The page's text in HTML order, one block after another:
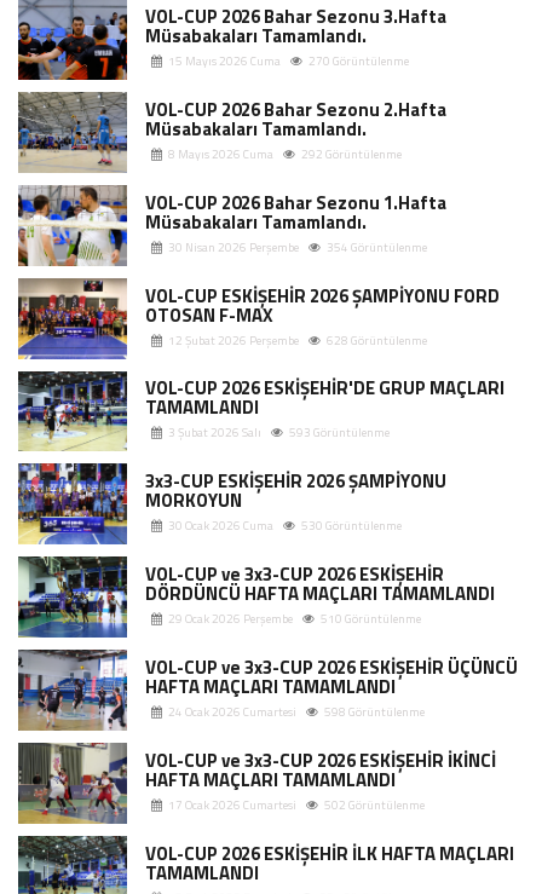
VOL-CUP 2026 Bahar Sezonu 3.Hafta
Müsabakaları Tamamlandı.
15 Mayıs 2026 Cuma 270 Görüntülenme
VOL-CUP 2026 Bahar Sezonu 2.Hafta
Müsabakaları Tamamlandı.
8 Mayıs 2026 Cuma 292 Görüntülenme
VOL-CUP 2026 Bahar Sezonu 1.Hafta
Müsabakaları Tamamlandı.
30 Nisan 2026 Perşembe 354 Görüntülenme
VOL-CUP ESKİŞEHİR 2026 ŞAMPİYONU FORD
OTOSAN F-MAX
12 Şubat 2026 Perşembe 628 Görüntülenme
VOL-CUP 2026 ESKİŞEHİR'DE GRUP MAÇLARI
TAMAMLANDI
3 Şubat 2026 Salı 593 Görüntülenme
3x3-CUP ESKİŞEHİR 2026 ŞAMPİYONU
MORKOYUN
30 Ocak 2026 Cuma 530 Görüntülenme
VOL-CUP ve 3x3-CUP 2026 ESKİŞEHİR
DÖRDÜNCÜ HAFTA MAÇLARI TAMAMLANDI
29 Ocak 2026 Perşembe 510 Görüntülenme
VOL-CUP ve 3x3-CUP 2026 ESKİŞEHİR ÜÇÜNCÜ
HAFTA MAÇLARI TAMAMLANDI
24 Ocak 2026 Cumartesi 598 Görüntülenme
VOL-CUP ve 3x3-CUP 2026 ESKİŞEHİR İKİNCİ
HAFTA MAÇLARI TAMAMLANDI
17 Ocak 2026 Cumartesi 502 Görüntülenme
VOL-CUP 2026 ESKİŞEHİR İLK HAFTA MAÇLARI
TAMAMLANDI